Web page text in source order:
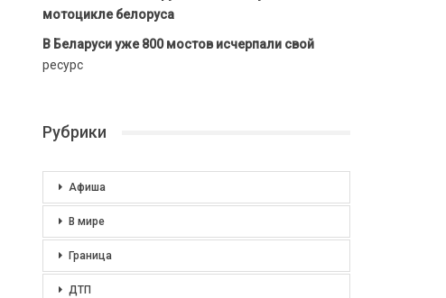
мотоцикле белоруса
В Беларуси уже 800 мостов исчерпали свой
ресурс
Рубрики
Афиша
В мире
Граница
ДТП